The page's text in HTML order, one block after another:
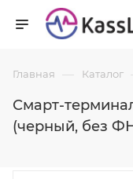
Главная — Каталог
Смарт-
(черный, без